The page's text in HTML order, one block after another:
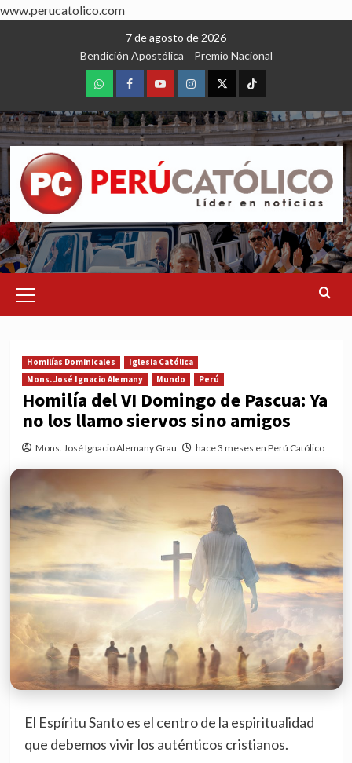
www.perucatolico.com
7 de agosto de 2026
Bendición Apostólica
Premio Nacional
WhatsAppFacebookYoutubeInstagram
X TikTok
Menu
Homilías Dominicales
Iglesia Católica
Mons. José Ignacio Alemany
Mundo Perú
Homilía del VI Domingo de Pascua: Ya
no los llamo siervos sino amigos
Mons. José Ignacio Alemany Grau hace 3 meses en Perú Católico
El Espíritu Santo es el centro de la espiritualidad
que debemos vivir los auténticos cristianos.